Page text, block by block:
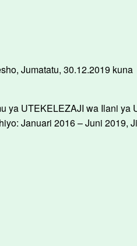
Jumatatu, 30.12.2019 kuna
ya UTEKELEZAJI wa Ilani ya
Januari 2016 – Juni 2019,